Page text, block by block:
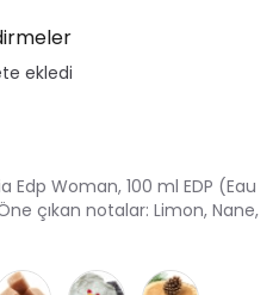
Edp Woman, 100 ml EDP (Eau
çıkan notalar: Limon, Nane,